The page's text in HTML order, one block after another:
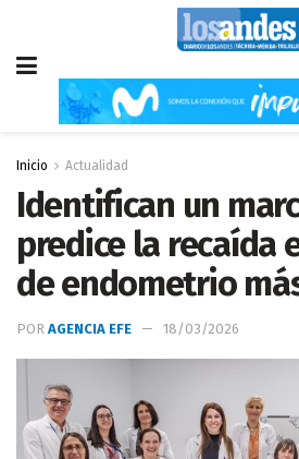
Inicio Actualidad
Identifican un
predice la recaída
de endometrio
POR AGENCIA EFE 18/03/2026